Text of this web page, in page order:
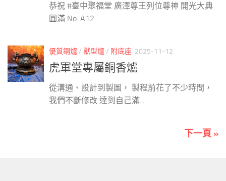
恭祝 #臺中聚福堂 廣澤尊王列位尊神 開光大典
圓滿 No. A12 ...
優質銅爐/ 獸型爐/ 附底座 2025-11-12
虎軍堂專屬銅香爐
從溝通、設計到製圖， 製程前花了不少時間，
我們不斷修改 達到自己滿...
下一頁 »